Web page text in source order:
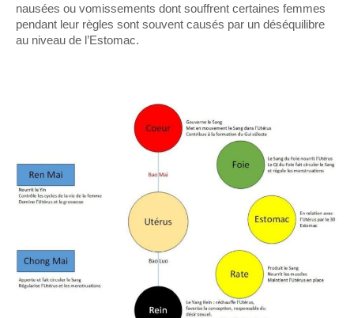
nausées ou vomissements dont souffrent certaines femmes
pendant leur règles sont souvent causés par un déséquilibre
au niveau de l’Estomac.